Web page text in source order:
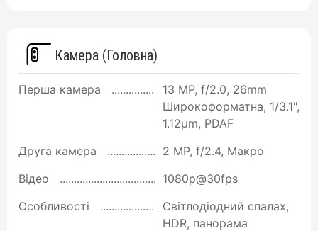
Камера (Головна)
Перша камера
13 MP, f/2.0, 26mm
Широкоформатна, 1/3.1",
1.12µm, PDAF
Друга камера
2 MP, f/2.4, Макро
Відео
1080p@30fps
Особливості
Світлодіодний спалах,
HDR, панорама